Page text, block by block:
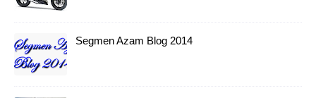
Segmen Azam Blog 2014